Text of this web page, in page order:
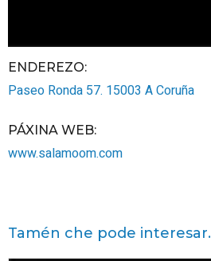
ENDEREZO:
Paseo Ronda 57. 15003 A Coruña
PÁXINA WEB:
www.salamoom.com
Tamén che pode